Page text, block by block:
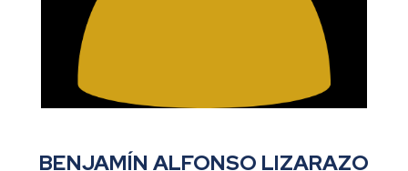
BENJAMÍN ALFONSO LIZARAZO